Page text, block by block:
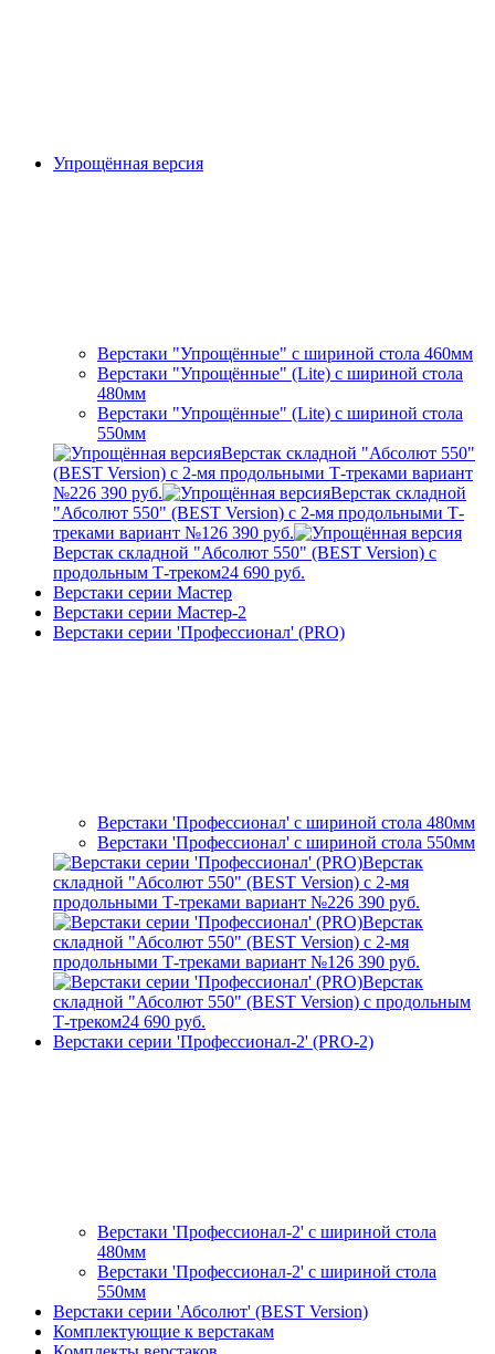
Упрощённая версия
Верстаки "Упрощённые" с шириной стола 460мм
Верстаки "Упрощённые" (Lite) с шириной стола
480мм
Верстаки "Упрощённые" (Lite) с шириной стола
550мм
Верстак складной "Абсолют 550"
(BEST Version) с 2-мя продольными Т-треками вариант
№226 390 руб.
Верстак складной
"Абсолют 550" (BEST Version) с 2-мя продольными Т-
треками вариант №1 26 390 руб.
Верстак складной "Абсолют 550" (BEST Version) с
продольным Т-треком24 690 руб.
Верстаки серии Мастер
Верстаки серии Мастер-2
Верстаки серии 'Профессионал' (PRO)
Верстаки 'Профессионал' с шириной стола 480мм
Верстаки 'Профессионал' с шириной стола 550мм
Верстак
складной "Абсолют 550" (BEST Version) с 2-мя
продольными Т-треками вариант №226 390 руб.
Верстак
складной "Абсолют 550" (BEST Version) с 2-мя
продольными Т-треками вариант №1 26 390 руб.
Верстак
складной "Абсолют 550" (BEST Version) с продольным
Т-треком24 690 руб.
Верстаки серии 'Профессионал-2' (PRO-2)
Верстаки 'Профессионал-2' с шириной стола
480мм
Верстаки 'Профессионал-2' с шириной стола
550мм
Верстаки серии 'Абсолют' (BEST Version)
Комплектующие к верстакам